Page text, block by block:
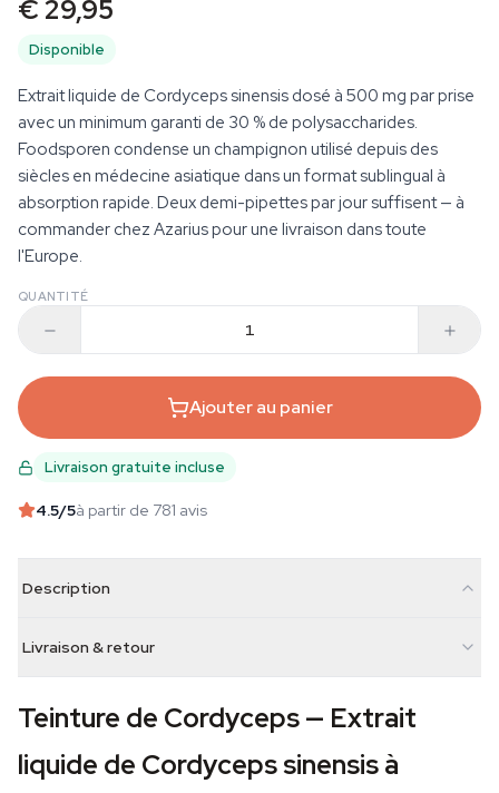
€ 29,95
Disponible
Extrait liquide de Cordyceps sinensis dosé à 500 mg par prise
avec un minimum garanti de 30 % de polysaccharides.
Foodsporen condense un champignon utilisé depuis des
siècles en médecine asiatique dans un format sublingual à
absorption rapide. Deux demi-pipettes par jour suffisent — à
commander chez Azarius pour une livraison dans toute
l'Europe.
QUANTITÉ
Ajouter au panier
Livraison gratuite incluse
4.5/5à partir de 781 avis
Description
Livraison & retour
Teinture de Cordyceps — Extrait
liquide de Cordyceps sinensis à